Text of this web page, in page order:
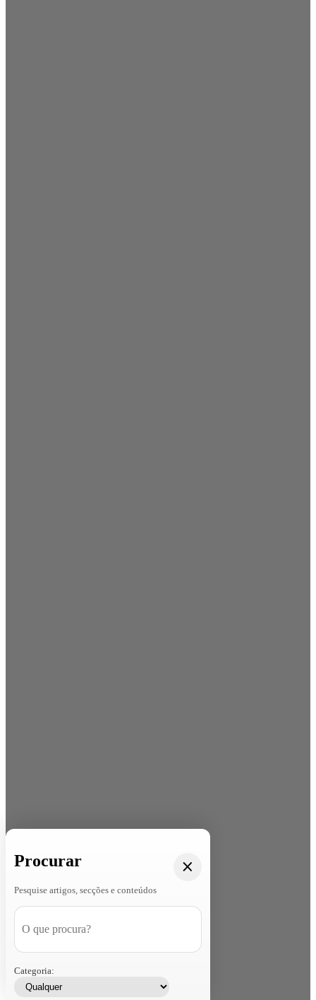
Procurar
Pesquise artigos, secções e conteúdos
Categoria: